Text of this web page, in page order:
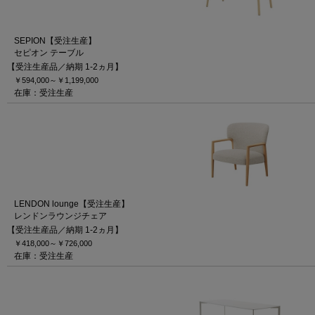
SEPION【受注生産】
セピオン テーブル
【受注生産品／納期 1-2ヵ月】
￥594,000～ ￥1,199,000
在庫：受注生産
LENDON lounge【受注生産】
レンドンラウンジチェア
【受注生産品／納期 1-2ヵ月】
￥418,000～ ￥726,000
在庫：受注生産